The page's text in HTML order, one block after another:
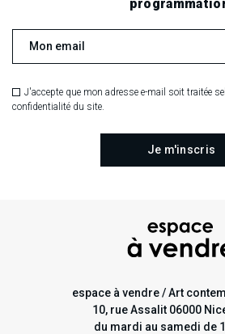
J'accepte que mon adresse e-mail soit traitée
confidentialité du site.
espace à vendre / Art
10, rue Assalit 06000
du mardi au samedi de